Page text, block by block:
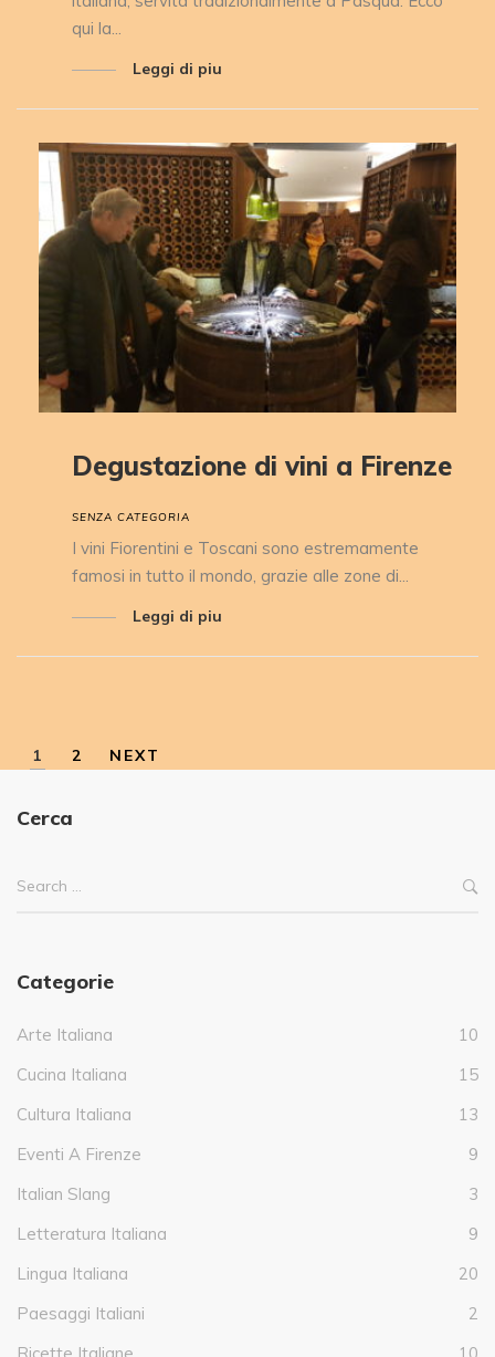
qui la...
Leggi di piu
SENZA CATEGORIA
Degustazione di vini a Firenze
I vini Fiorentini e Toscani sono estremamente
famosi in tutto il mondo, grazie alle zone di...
Leggi di piu
1 2 NEXT
Cerca
Categorie
Arte Italiana
10
Cucina Italiana
15
Cultura Italiana
13
Eventi A Firenze
9
Italian Slang
3
Letteratura Italiana
9
Lingua Italiana
20
Paesaggi Italiani
2